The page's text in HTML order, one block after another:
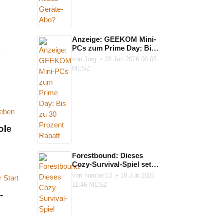
Anzeige: GEEKOM Mini-
PCs zum Prime Day: Bis
zu 30 Prozent Rabatt
von Jörg • 23 Jun 2026 00:05
MESZ
Forestbound: Dieses
Cozy-Survival-Spiel setzt
auf Karte, Kompass und
die ...
von number13 • 18 Jun 2026
11:46 MESZ